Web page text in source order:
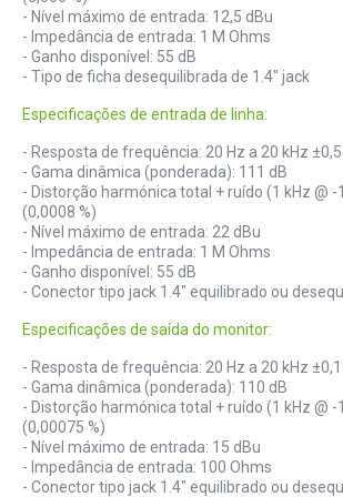
- Nível máximo de entrada: 12,5 dBu
- Impedância de entrada: 1 M Ohms
- Ganho disponível: 55 dB
- Tipo de ficha desequilibrada de 1.4" jack
Especificações de entrada de linha:
- Resposta de frequência: 20 Hz a 20 kHz
- Gama dinâmica (ponderada): 111 dB
- Distorção harmónica total + ruído (1 kHz @ -
(0,0008 %)
- Nível máximo de entrada: 22 dBu
- Impedância de entrada: 1 M Ohms
- Ganho disponível: 55 dB
- Conector tipo jack 1.4" equilibrado ou
Especificações de saída do monitor:
- Resposta de frequência: 20 Hz a 20 kHz
- Gama dinâmica (ponderada): 110 dB
- Distorção harmónica total + ruído (1 kHz @ -
(0,00075 %)
- Nível máximo de entrada: 15 dBu
- Impedância de entrada: 100 Ohms
- Conector tipo jack 1.4" equilibrado ou